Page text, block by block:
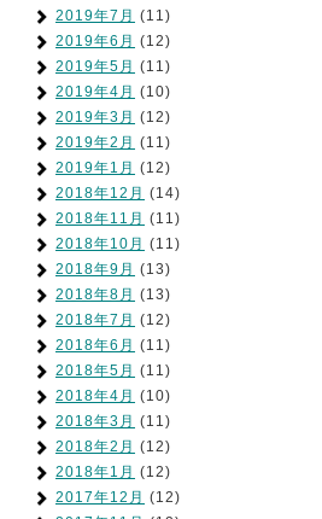
2019年7月 (11)
2019年6月 (12)
2019年5月 (11)
2019年4月 (10)
2019年3月 (12)
2019年2月 (11)
2019年1月 (12)
2018年12月 (14)
2018年11月 (11)
2018年10月 (11)
2018年9月 (13)
2018年8月 (13)
2018年7月 (12)
2018年6月 (11)
2018年5月 (11)
2018年4月 (10)
2018年3月 (11)
2018年2月 (12)
2018年1月 (12)
2017年12月 (12)